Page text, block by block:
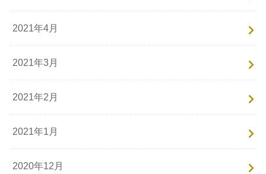
2021年4月
2021年3月
2021年2月
2021年1月
2020年12月